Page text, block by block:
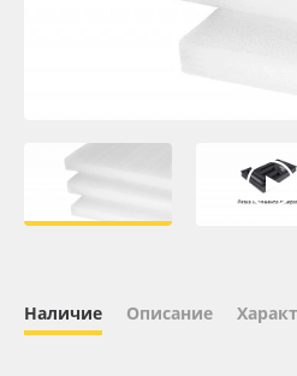
Плёнка монтажная Oratape
ПЭТ листовой
Наличие Описание